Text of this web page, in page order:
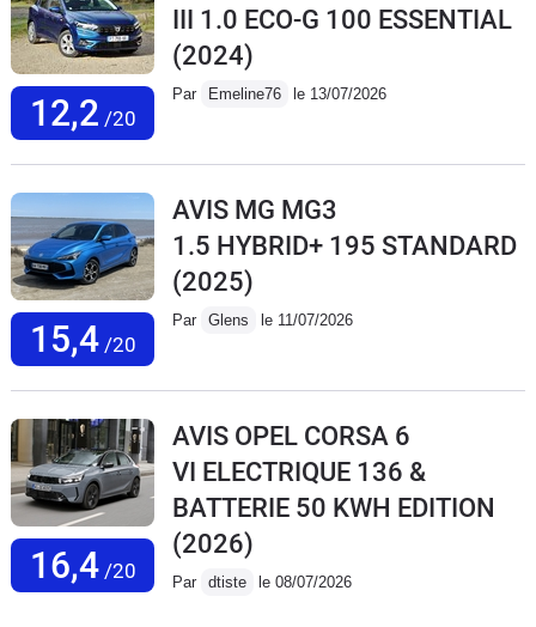
12,2 /20
III 1.0 ECO-G 100 ESSENTIAL
(2024)
Par Emeline76 le 13/07/2026
15,4/20
AVIS MG MG3
1.5 HYBRID+ 195 STANDARD
(2025)
Par Glens le 11/07/2026
16,4/20
AVIS OPEL CORSA 6
VI ELECTRIQUE 136 &
BATTERIE 50 KWH EDITION
(2026)
Par dtiste le 08/07/2026